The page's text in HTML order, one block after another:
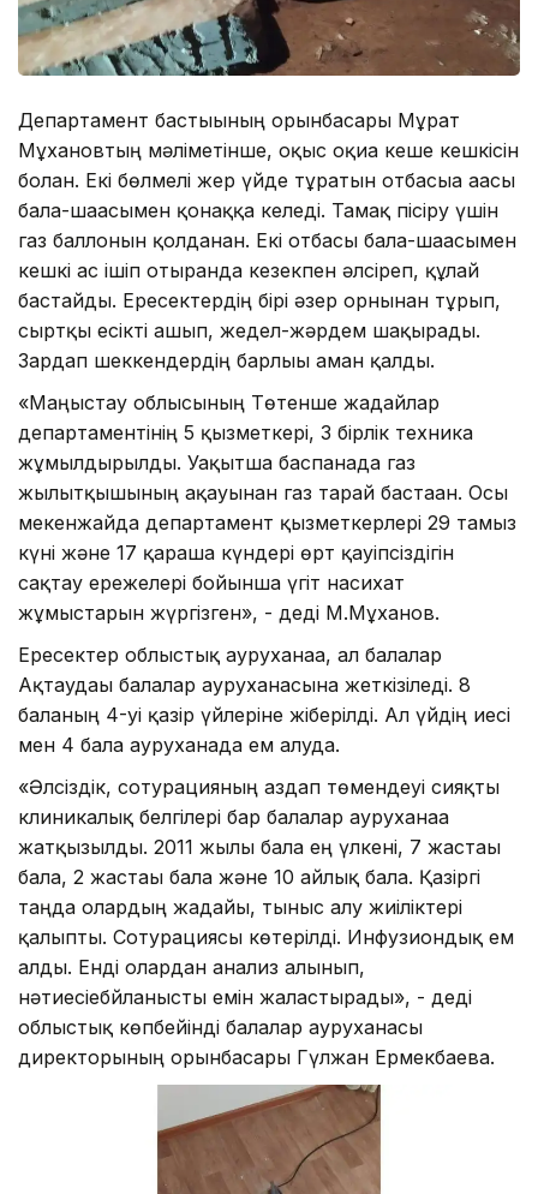
Департамент бастығының орынбасары Мұрат
Мұхановтың мәліметінше, оқыс оқиға кеше кешкісін
болған. Екі бөлмелі жер үйде тұратын отбасыға ағасы
бала-шағасымен қонаққа келеді. Тамақ пісіру үшін
газ баллонын қолданған. Екі отбасы бала-шағасымен
кешкі ас ішіп отырғанда кезекпен әлсіреп, құлай
бастайды. Ересектердің бірі әзер орнынан тұрып,
сыртқы есікті ашып, жедел-жәрдем шақырады.
Зардап шеккендердің барлығы аман қалды.
«Маңғыстау облысының Төтенше жағдайлар
департаментінің 5 қызметкері, 3 бірлік техника
жұмылдырылды. Уақытша баспанада газ
жылытқышының ақауынан газ тарай бастаған. Осы
мекенжайда департамент қызметкерлері 29 тамыз
күні және 17 қараша күндері өрт қауіпсіздігін
сақтау ережелері бойынша үгіт насихат
жұмыстарын жүргізген», - деді М.Мұханов.
Ересектер облыстық ауруханаға, ал балалар
Ақтаудағы балалар ауруханасына жеткізіледі. 8
баланың 4-уі қазір үйлеріне жіберілді. Ал үйдің иесі
мен 4 бала ауруханада ем алуда.
«Әлсіздік, сотурацияның аздап төмендеуі сияқты
клиникалық белгілері бар балалар ауруханаға
жатқызылды. 2011 жылғы бала ең үлкені, 7 жастағы
бала, 2 жастағы бала және 10 айлық бала. Қазіргі
таңда олардың жағдайы, тыныс алу жиіліктері
қалыпты. Сотурациясы көтерілді. Инфузиондық ем
алды. Енді олардан анализ алынып,
нәтиесіебйланысты емін жалғастырады», - деді
облыстық көпбейінді балалар ауруханасы
директорының орынбасары Гүлжан Ермекбаева.